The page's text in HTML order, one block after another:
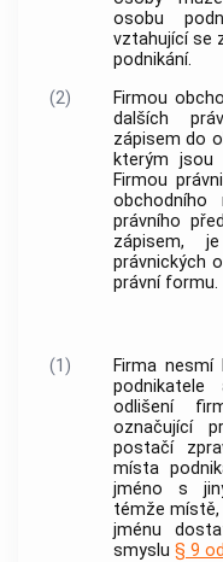
osobu
vztahující se
podnikání.
(2)
Firmou
dalších
zápisem do
kterým jsou
Firmou
obchodního
právního
zápisem,
právnických
právní formu.
(1)
Firma
odlišení
označující
postačí
místa
jméno s
témže
jménu
smyslu § 9